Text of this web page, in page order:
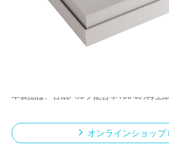
ばらばらと散らばりやすい小物をはじめ、
一つの箱にまとめて収納。
中のトレイは、取り出して卓上で使用した
本製品は、古紙パルプ配合率100%の再生
オンラインショップ